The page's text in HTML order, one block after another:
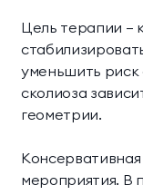
Цель терапии —
уменьшить риск
сколиоза
геометрии.
мероприятия. В